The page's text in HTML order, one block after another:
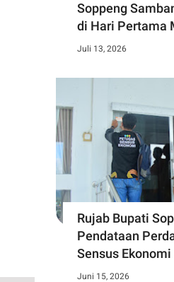
Soppeng
di Hari Pertama
Juli 13, 2026
Rujab Bupati
Pendataan
Sensus
Juni 15, 2026